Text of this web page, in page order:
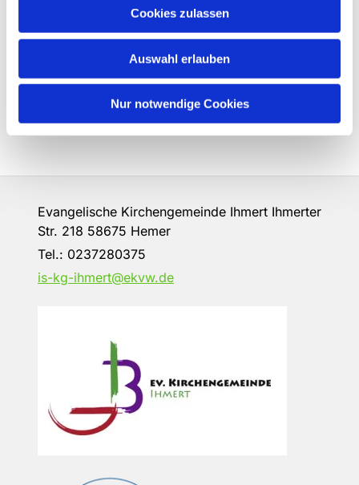
Cookies zulassen
Auswahl erlauben
Nur notwendige Cookies
Evangelische Kirchengemeinde Ihmert Ihmerter
Str. 218 58675 Hemer
Tel.: 0237280375
is-kg-ihmert@ekvw.de